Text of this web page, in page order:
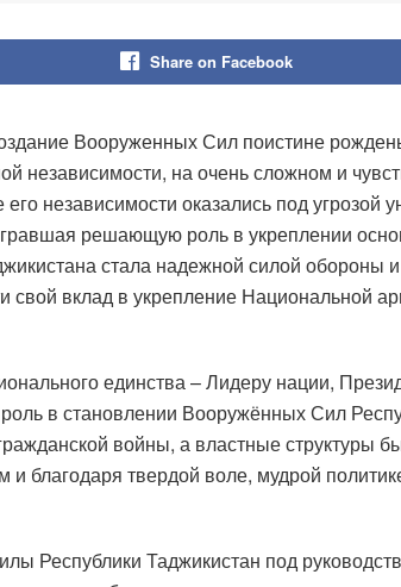
Share on Facebook
Вооруженных Сил поистине
независимости, на очень сложном и
его независимости оказались под
решающую роль в укреплении
стала надежной силой обороны
свой вклад в укрепление Национальной
единства – Лидеру нации,
в становлении Вооружённых Сил
войны, а властные
и благодаря твердой воле, мудрой
Республики Таджикистан под